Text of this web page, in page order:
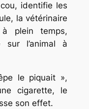
identifie les
la vétérinaire
à plein temps,
l’animal à
le piquait »,
cigarette, le
son effet.